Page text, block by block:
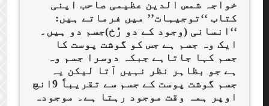
خواجہ شمس الدین عظیمی صاحب اپنی
کتاب ‘‘توجیہات’’ میں فرماتے ہیں:
‘‘انسانی (وجود کے دو رُخ)جسم دو ہیں۔
ایک وہ جسم ہے جس کو گوشت پوست کا
جسم کہا جاتاہے جبکہ دوسرا جسم وہ
ہے جو بظاہر نظر نہیں آتا لیکن یہ
جسم گوشت پوست کے جسم سے تقریباً 9انچ
اوپر ہمہ وقت موجود رہتا ہے۔ موجودہ